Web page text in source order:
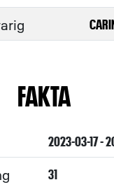
FAKTA
2023-03-17 -
31